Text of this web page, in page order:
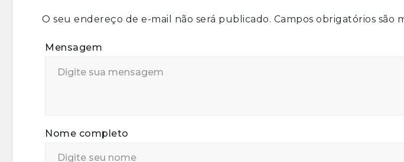
O seu endereço de e-mail não será publicado. Campos obrigatórios são
Mensagem
Nome completo